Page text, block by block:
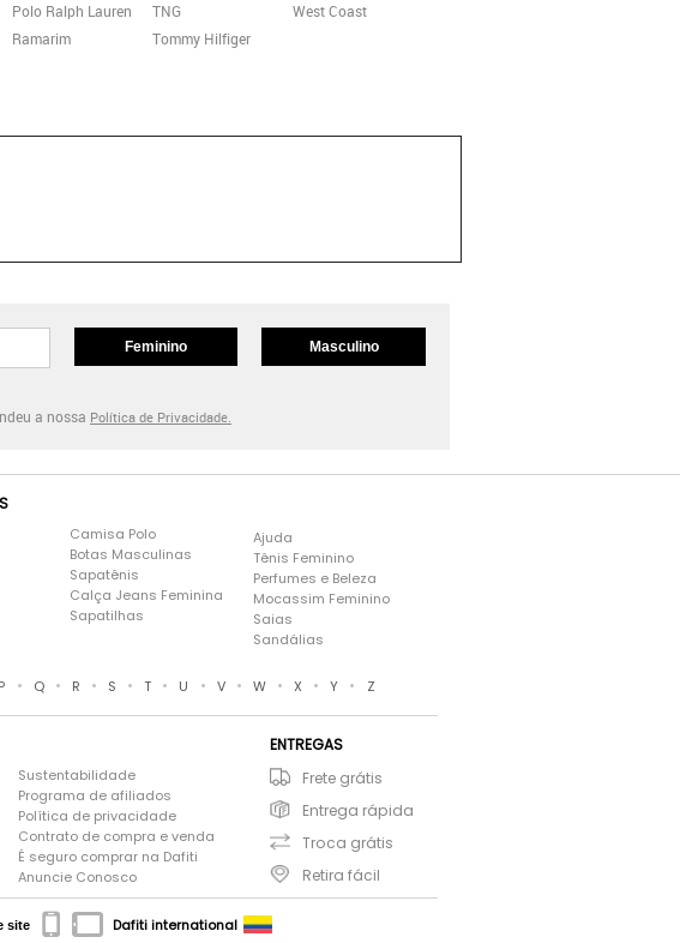
Polo Ralph Lauren
Ramarim
TNG
Tommy Hilfiger
West Coast
Feminino Masculino
a nossa Política de Privacidade.
Camisa Polo
Botas Masculinas
Sapatênis
Calça Jeans Feminina
Sapatilhas
Ajuda
Tênis Feminino
Perfumes e Beleza
Mocassim Feminino
Saias
Sandálias
P • Q • R • S • T • U • V • W • X • Y • Z
Sustentabilidade
Programa de afiliados
Política de privacidade
Contrato de compra e venda
É seguro comprar na Dafiti
Anuncie Conosco
ENTREGAS
Frete grátis
Entrega rápida
Troca grátis
Retira fácil
site Dafiti international